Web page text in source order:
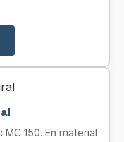
150. En material